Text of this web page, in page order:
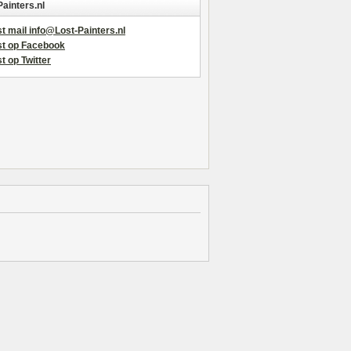
mail info@Lost-Painters.nl
op Facebook
op Twitter